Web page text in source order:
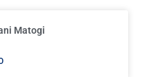
Matogi